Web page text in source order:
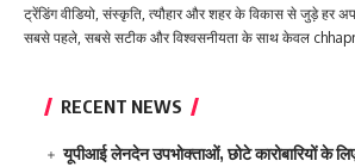
ट्रेंडिंग वीडियो, संस्कृति, त्यौहार और शहर के विकास से जुड़े हर
सबसे पहले, सबसे सटीक और विश्वसनीयता के साथ केवल
RECENT NEWS
यूपीआई लेनदेन उपभोक्ताओं, छोटे कारोबारियों के